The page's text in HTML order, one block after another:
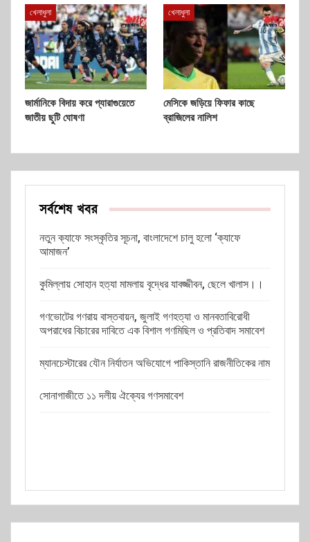
খেলাধুলা
জার্মানিকে বিদায় করে প্যারাগুয়েতে
জাতীয় ছুটি ঘোষণা
খেলাধুলা
মেসিকে জড়িয়ে ফিফার কাছে
ব্রাজিলের নালিশ
সর্বশেষ খবর
নতুন ক্যাফে সংস্কৃতির সূচনা, বাংলাদেশে চালু হলো ‘ক্যাফে
আমাজন’
কুমিল্লায় সোহান হত্যা মামলায় বৃদ্ধের যাবজ্জীবন, ছেলে খালাস।।
গণভোটের গণরায় বাস্তবায়ন, জুলাই গণহত্যা ও মানবতাবিরোধী
অপরাধের বিচারের দাবিতে এক বিশাল গণমিছিল ও প্রতিবাদ সমাবেশ
ম্যানচেস্টারের যৌন নির্যাতন অভিযোগে পাকিস্তানি রাজনীতিকের নাম
সোনাগাজীতে ১১ দলীয় ঐক্যের গণসমাবেশ